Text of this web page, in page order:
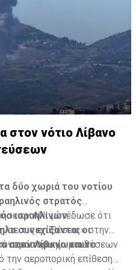
στον νότιο Λίβανο
δύο χωριά του νοτίου
στρατός
ισραηλινών
συνεχίζονται οι
στον Λίβανο και το
ANI μετέδωσε ότι
τις επιθέσεις» στην
αεροπορικών επιθέσεων
του χωριού
αεροπορική επίθεση